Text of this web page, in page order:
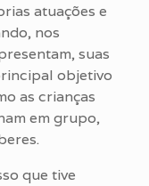
atuações e
nos
suas
objetivo
as crianças
em grupo,
que tive